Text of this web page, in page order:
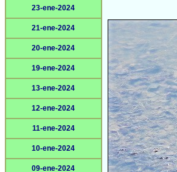
23-ene-2024
21-ene-2024
20-ene-2024
19-ene-2024
13-ene-2024
12-ene-2024
11-ene-2024
10-ene-2024
09-ene-2024